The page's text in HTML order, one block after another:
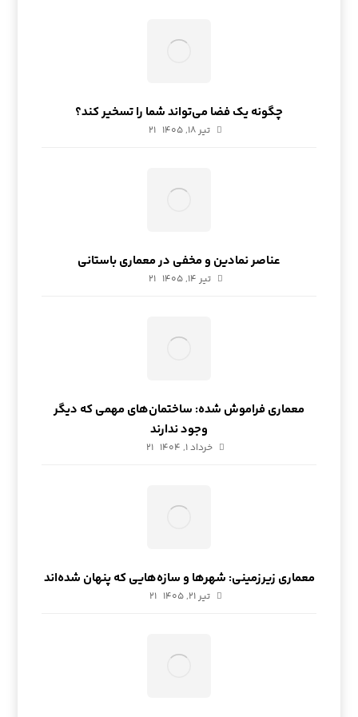
چگونه یک فضا می‌تواند شما را تسخیر کند؟
تیر ۱۸, ۱۴۰۵ 21
عناصر نمادین و مخفی در معماری باستانی
تیر ۱۴, ۱۴۰۵ 21
معماری فراموش شده: ساختمان‌های مهمی که دیگر
وجود ندارند
خرداد ۱, ۱۴۰۴ 21
معماری زیرزمینی: شهرها و سازه‌هایی که پنهان شده‌اند
تیر ۲۱, ۱۴۰۵ 21